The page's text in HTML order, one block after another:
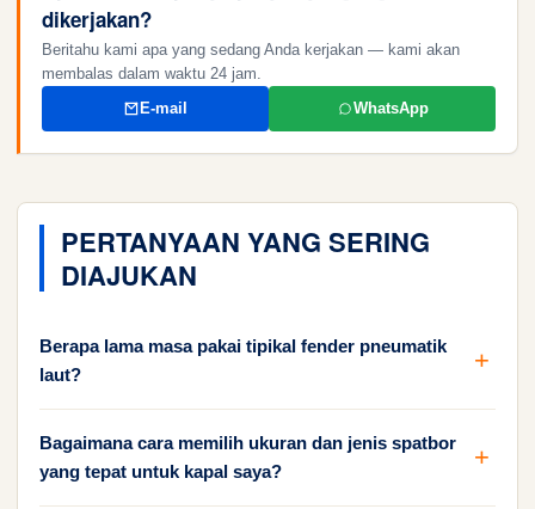
dikerjakan?
Beritahu kami apa yang sedang Anda kerjakan — kami akan
membalas dalam waktu 24 jam.
E-mail
WhatsApp
PERTANYAAN YANG SERING
DIAJUKAN
Berapa lama masa pakai tipikal fender pneumatik
laut?
Bagaimana cara memilih ukuran dan jenis spatbor
yang tepat untuk kapal saya?